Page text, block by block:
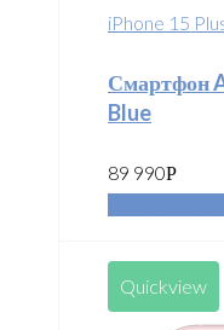
iPhone 15
Смартфон
Blue
89 990Р
Quickview